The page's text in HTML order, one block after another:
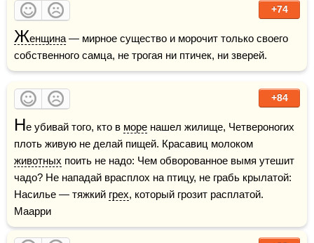
+74
Женщина — мирное существо и морочит только своего
собственного самца, не трогая ни птичек, ни зверей.
+84
Не убивай того, кто в море нашел жилище, Четвероногих
животных поить не надо: Чем обворованное вымя утешит
чадо? Не нападай врасплох на птицу, не грабь крылатой:
Насилье — тяжкий грех, который грозит расплатой.
Маарри